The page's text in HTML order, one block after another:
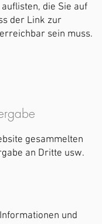
die Sie auf
der Link zur
sein muss.
gesammelten
an Dritte usw.
und